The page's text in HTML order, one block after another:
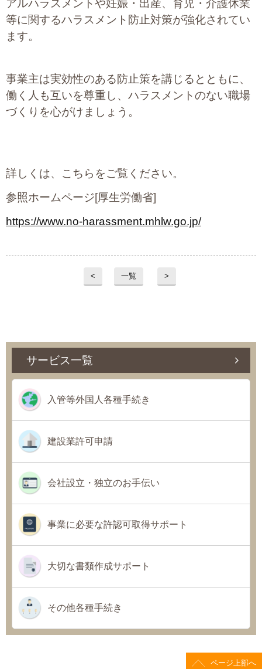
アルハラスメントや妊娠・出産、育児・介護休業
等に関するハラスメント防止対策が強化されてい
ます。
事業主は実効性のある防止策を講じるとともに、
働く人も互いを尊重し、ハラスメントのない職場
づくりを心がけましょう。
詳しくは、こちらをご覧ください。
参照ホームページ[厚生労働省]
https://www.no-harassment.mhlw.go.jp/
< 一覧 >
サービス一覧
入管等外国人各種手続き
建設業許可申請
会社設立・独立のお手伝い
事業に必要な許認可取得サポート
大切な書類作成サポート
その他各種手続き
ページ上部へ